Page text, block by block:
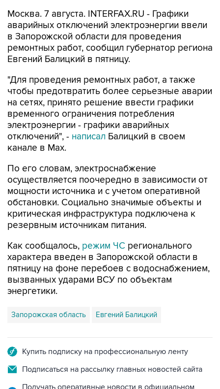
Москва. 7 августа. INTERFAX.RU - Графики
аварийных отключений электроэнергии ввели
в Запорожской области для проведения
ремонтных работ, сообщил губернатор региона
Евгений Балицкий в пятницу.
"Для проведения ремонтных работ, а также
чтобы предотвратить более серьезные аварии
на сетях, принято решение ввести графики
временного ограничения потребления
электроэнергии - графики аварийных
отключений", - написал Балицкий в своем
канале в Max.
По его словам, электроснабжение
осуществляется поочередно в зависимости от
мощности источника и с учетом оперативной
обстановки. Социально значимые объекты и
критическая инфраструктура подключена к
резервным источникам питания.
Как сообщалось, режим ЧС регионального
характера введен в Запорожской области в
пятницу на фоне перебоев с водоснабжением,
вызванных ударами ВСУ по объектам
энергетики.
Запорожская область Евгений Балицкий
Купить подписку на профессиональную ленту
Подписаться на рассылку главных новостей сайта
Получать оперативные новости в официальном